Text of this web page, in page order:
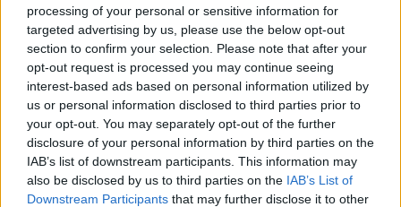
processing of your personal or sensitive information for
targeted advertising by us, please use the below opt-out
section to confirm your selection. Please note that after your
opt-out request is processed you may continue seeing
interest-based ads based on personal information utilized by
us or personal information disclosed to third parties prior to
your opt-out. You may separately opt-out of the further
disclosure of your personal information by third parties on the
IAB’s list of downstream participants. This information may
also be disclosed by us to third parties on the IAB’s List of
Downstream Participants that may further disclose it to other
Para desarrollar con eficiencia preventiva el
trabajo en las explotaciones agrícolas y
ganaderas, el trabajo se organizará en
cuadrillas de trabajadores, desplazándose
juntas, en la medida de lo posible, evitando el
contacto con otras cuadrilla.
En el caso, de que uno de los trabajadores
de una cuadrilla da positivo en Covid-19,
todo el grupo deberá pasar a situación de
cuarentena.